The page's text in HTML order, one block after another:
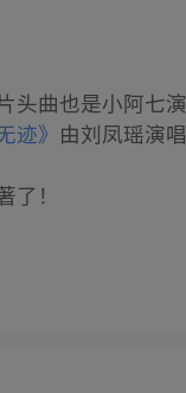
头曲也是小阿七
迹》 由刘凤瑶演唱
了！